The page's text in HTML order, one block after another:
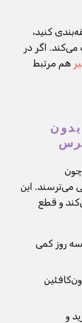
کنید،
اگر در
هم مرتبط
چون
می‌ترسند. این
و قطع
سه روز کمی
و